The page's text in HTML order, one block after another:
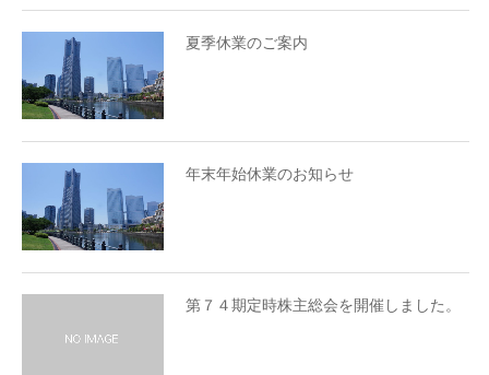
夏季休業のご案内
年末年始休業のお知らせ
第７４期定時株主総会を開催しました。